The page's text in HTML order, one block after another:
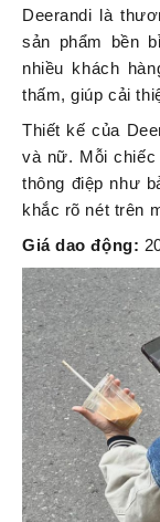
Deerandi là
sản phẩm bền
nhiều khách
thấm, giúp cải
Thiết kế của
và nữ. Mỗi chiếc
thông điệp như
khắc rõ nét trên
Giá dao động: